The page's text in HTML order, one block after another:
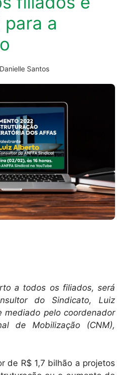
a
Danielle Santos
a todos os filiados, será
do Sindicato, Luiz
mediado pelo coordenador
de Mobilização (CNM),
de R$ 1,7 bilhão a projetos